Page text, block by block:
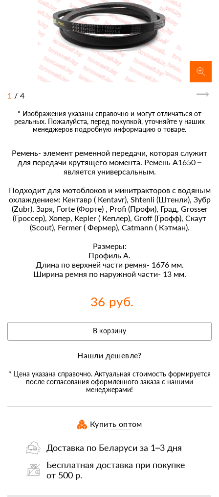
1 / 4
* Изображения указаны справочно и могут отличаться от
реальных. Пожалуйста, перед покупкой, уточняйте у наших
менеджеров подробную информацию о товаре.
Ремень- элемент ременной передачи, которая служит
для передачи крутящего момента. Ремень А1650 –
является универсальным.
Подходит для мотоблоков и минитракторов с водяным
охлаждением: Кентавр ( Kentavr), Shtenli (Штенли), Зубр
(Zubr), Заря, Forte (Форте) , Profi (Профи), Град, Grosser
(Гроссер), Хопер, Kepler ( Кеплер), Groff (Грофф), Скаут
(Scout), Fermer ( Фермер), Catmann ( Кэтман).
Размеры:
Профиль А.
Длина по верхней части ремня- 1676 мм.
Ширина ремня по наружной части- 13 мм.
36 руб.
В корзину
Нашли дешевле?
* Цена указана справочно. Актуальная стоимость формируется
после согласования оформленного заказа с нашими
менеджерами!
Купить оптом
Доставка по Беларуси за 1–3 дня
Бесплатная доставка при покупке
от 500 р.